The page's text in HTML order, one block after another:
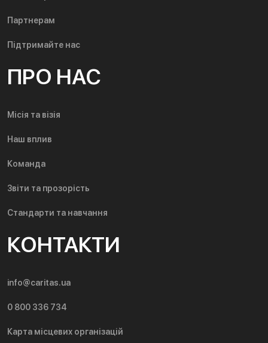
Партнерам
Підтримайте нас
ПРО НАС
Місія та візія
Наш вплив
Команда
Звіти та прозорість
Стандарти та навчання
КОНТАКТИ
info@caritas.ua
0 800 336 734
Карта місцевих організацій